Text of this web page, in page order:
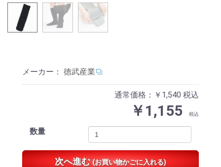
メーカー： 徳武産業
通常価格：￥1,540 税込
￥1,155 税込
数量
次へ進む (お買い物かごに入れる)